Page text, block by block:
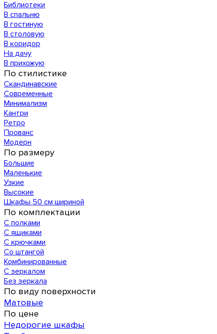
Библиотеки
В спальню
В гостиную
В столовую
В коридор
На дачу
В прихожую
По стилистике
Скандинавские
Современные
Минимализм
Кантри
Ретро
Прованс
Модерн
По размеру
Большие
Маленькие
Узкие
Высокие
Шкафы 50 см шириной
По комплектации
С полками
С ящиками
С крючками
Со штангой
Комбинированные
С зеркалом
Без зеркала
По виду поверхности
Матовые
По цене
Недорогие шкафы